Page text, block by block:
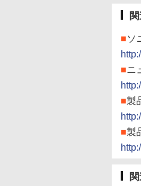
■ソ
■ニ
■製
■製